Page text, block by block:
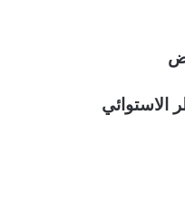
الاستوائي